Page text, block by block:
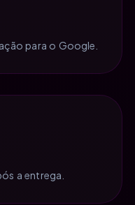
para o Google.
a entrega.